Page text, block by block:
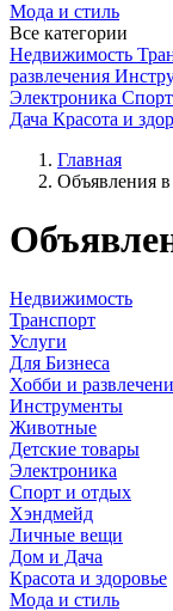
Мода и стиль
Все категории
Недвижимость
развлечения
Электроника
Дача Красота и
Главная
Объявления
Недвижимость
Транспорт
Услуги
Для Бизнеса
Хобби и
Инструменты
Животные
Детские товары
Электроника
Спорт и отдых
Хэндмейд
Личные вещи
Дом и Дача
Красота и здоровье
Мода и стиль